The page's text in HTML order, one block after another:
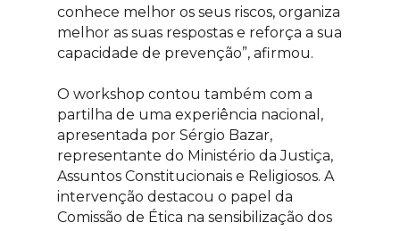
conhece melhor os seus riscos, organiza
melhor as suas respostas e reforça a sua
capacidade de prevenção”, afirmou.
O workshop contou também com a
partilha de uma experiência nacional,
apresentada por Sérgio Bazar,
representante do Ministério da Justiça,
Assuntos Constitucionais e Religiosos. A
intervenção destacou o papel da
Comissão de Ética na sensibilização dos